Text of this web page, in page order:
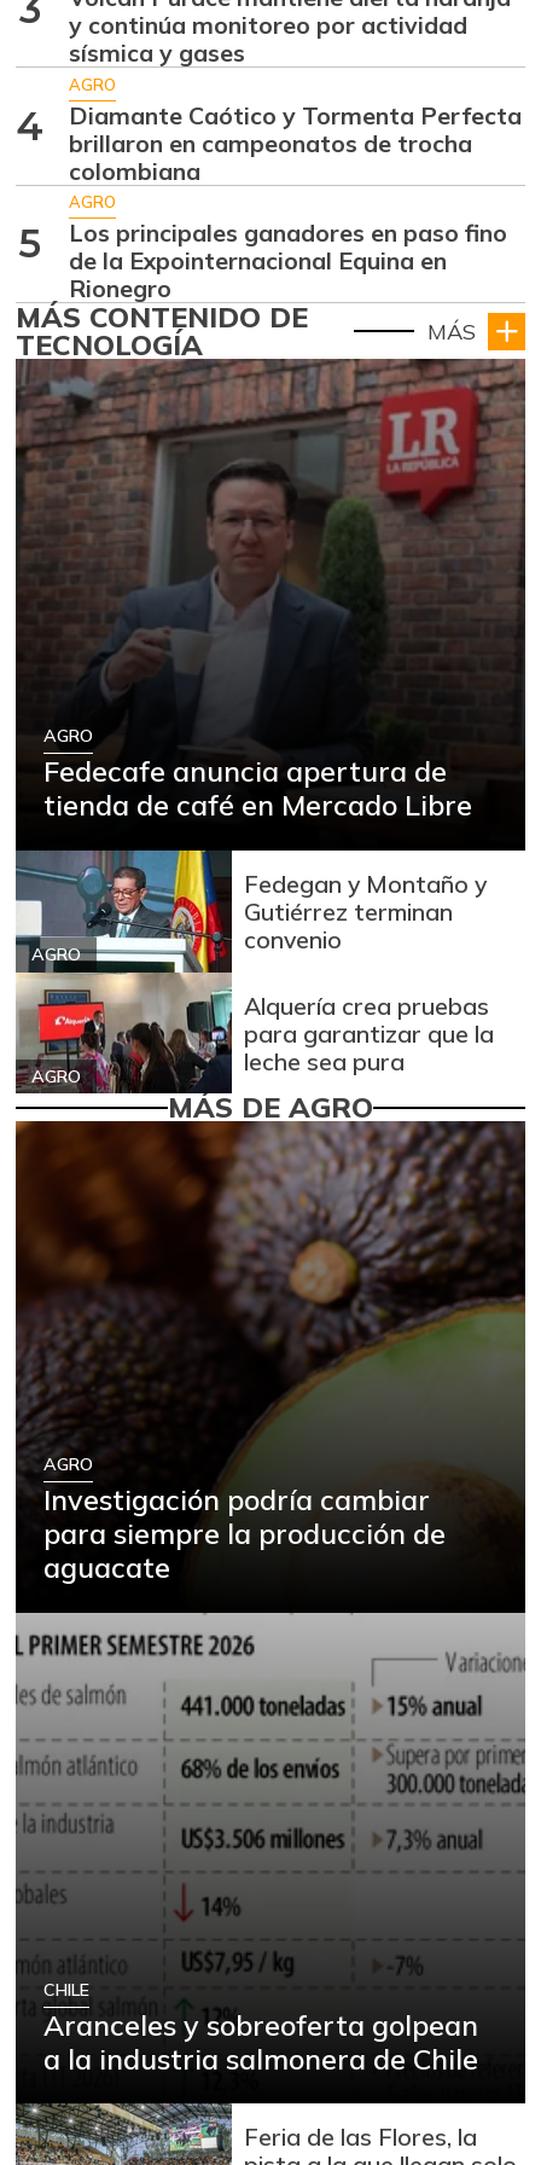
y continúa monitoreo por actividad
sísmica y gases
4
AGRO
Diamante Caótico y Tormenta Perfecta
brillaron en campeonatos de trocha
colombiana
5
AGRO
Los principales ganadores en paso fino
de la Expointernacional Equina en
Rionegro
MÁS CONTENIDO DE
TECNOLOGÍA MÁS
AGRO
Fedecafe anuncia apertura de
tienda de café en Mercado Libre
AGRO
Fedegan y Montaño y
Gutiérrez terminan
convenio
AGRO
Alquería crea pruebas
para garantizar que la
leche sea pura
MÁS DE AGRO
AGRO
Investigación podría cambiar
para siempre la producción de
aguacate
CHILE
Aranceles y sobreoferta golpean
a la industria salmonera de Chile
Feria de las Flores, la